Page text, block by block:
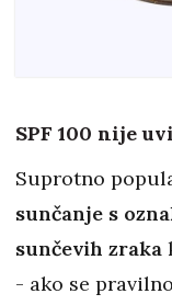
SPF 100 nije
Suprotno
sunčanje s
sunčevih zraka
- ako se